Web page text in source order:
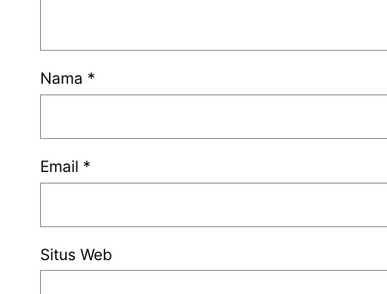
Nama *
Email *
Situs Web